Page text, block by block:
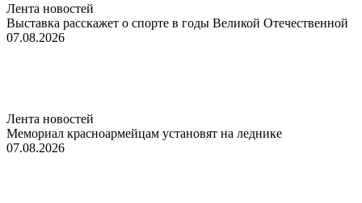
Лента новостей
Выставка расскажет о спорте в годы Великой Отечественной
07.08.2026
Лента новостей
Мемориал красноармейцам установят на леднике
07.08.2026